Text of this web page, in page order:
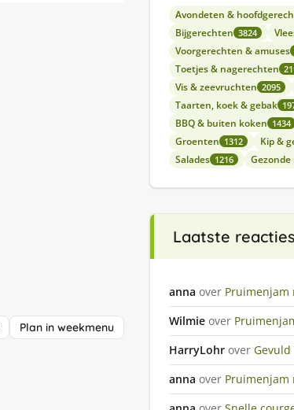
Plan in weekmenu
Avondeten &
Bijgerechten 3824
Voorgerechten & amuses
Toetjes & nagerechten
Vis & zeevruchten 2095
Taarten, koek & gebak
BBQ & buiten koken 1434
Groenten 1312 Kip &
Salades 1216
Laatste reacties
anna over Pruimenjam
Wilmie over
HarryLohr over
anna over Pruimenjam